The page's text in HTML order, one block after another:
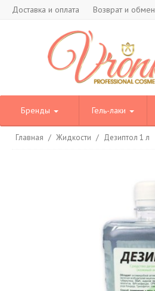
Доставка и оплата Возврат и обмен
Бренды Гель-лаки
Главная / Жидкости / Дезиптол 1 л